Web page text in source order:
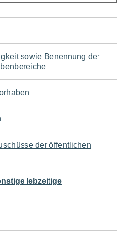
sowie Benennung der
der öffentlichen
lebzeitige